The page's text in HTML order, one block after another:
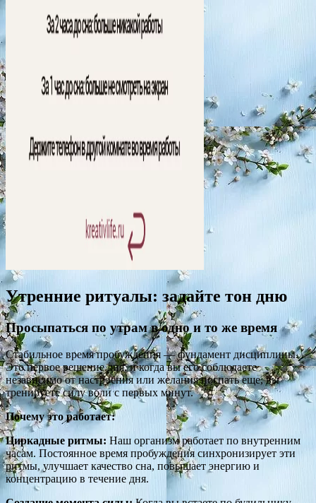
Утренние ритуалы: задайте тон дню
Просыпаться по утрам в одно и то же время
Стабильное время пробуждения — фундамент дисциплины.
Это первое решение дня, и когда вы его соблюдаете
независимо от настроения или желания поспать еще, вы
тренируете силу воли с первых минут.
Почему это работает:
Циркадные ритмы: Наш организм работает по внутренним
часам. Постоянное время пробуждения синхронизирует эти
ритмы, улучшает качество сна, повышает энергию и
концентрацию в течение дня.